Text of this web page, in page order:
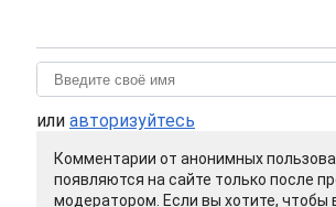
или авторизуйтесь
Комментарии от анонимных
появляются на сайте только после
модератором. Если вы хотите, чтобы